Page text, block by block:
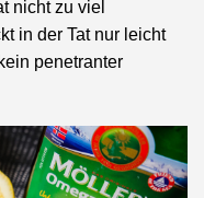
nicht zu viel
in der Tat nur leicht
penetranter